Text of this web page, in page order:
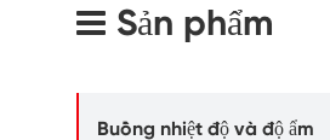
Sản phẩm
Buồng nhiệt độ và độ ẩm